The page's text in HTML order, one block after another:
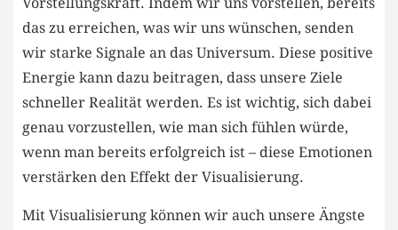
das⁢ zu ‌erreichen, was wir ⁣uns wünschen, senden
wir starke Signale an das Universum. Diese positive
Energie kann dazu ​beitragen, dass unsere Ziele
schneller Realität werden. Es ist wichtig, sich dabei
genau vorzustellen, wie ⁤man sich fühlen würde,
⁣wenn man bereits⁢ erfolgreich ist – diese ⁣Emotionen
verstärken den Effekt der Visualisierung.
Mit Visualisierung können wir auch unsere‍ Ängste